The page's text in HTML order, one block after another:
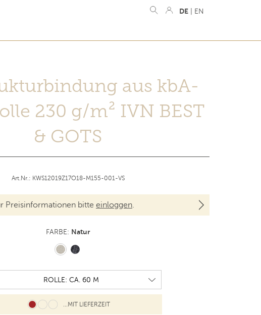
DE EN
aus kbA-
230 g/m² IVN BEST
& GOTS
Art.Nr.: KWS12019Z17O18-M155-001-VS
Preisinformationen bitte einloggen.
FARBE: Natur
...MIT LIEFERZEIT